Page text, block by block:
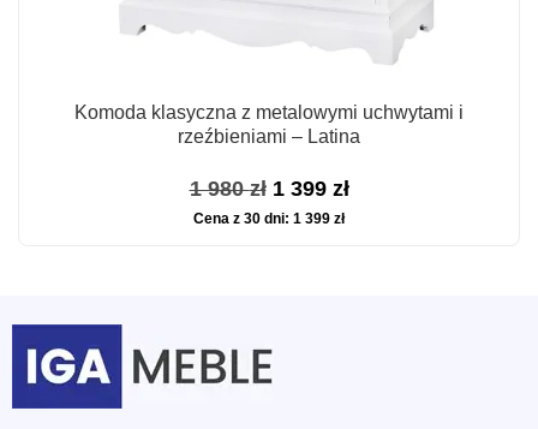
Komoda klasyczna z metalowymi uchwytami i
rzeźbieniami – Latina
1 980zł Pierwotna
cena
1 399 złAktualna
Cena z 30 dni: 1 399 zł